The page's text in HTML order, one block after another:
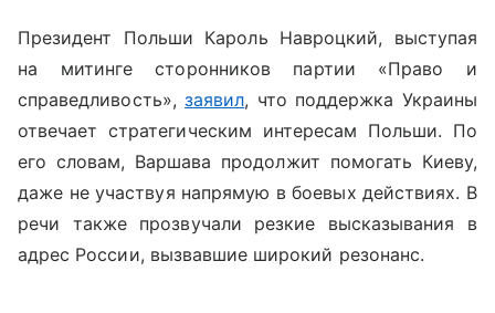
Президент Польши Кароль Навроцкий, выступая
на митинге сторонников партии «Право и
справедливость»,заявил, что поддержка Украины
отвечает стратегическим интересам Польши. По
его словам, Варшава продолжит помогать Киеву,
даже не участвуя напрямую в боевых действиях. В
речи также прозвучали резкие высказывания в
адрес России, вызвавшие широкий резонанс.